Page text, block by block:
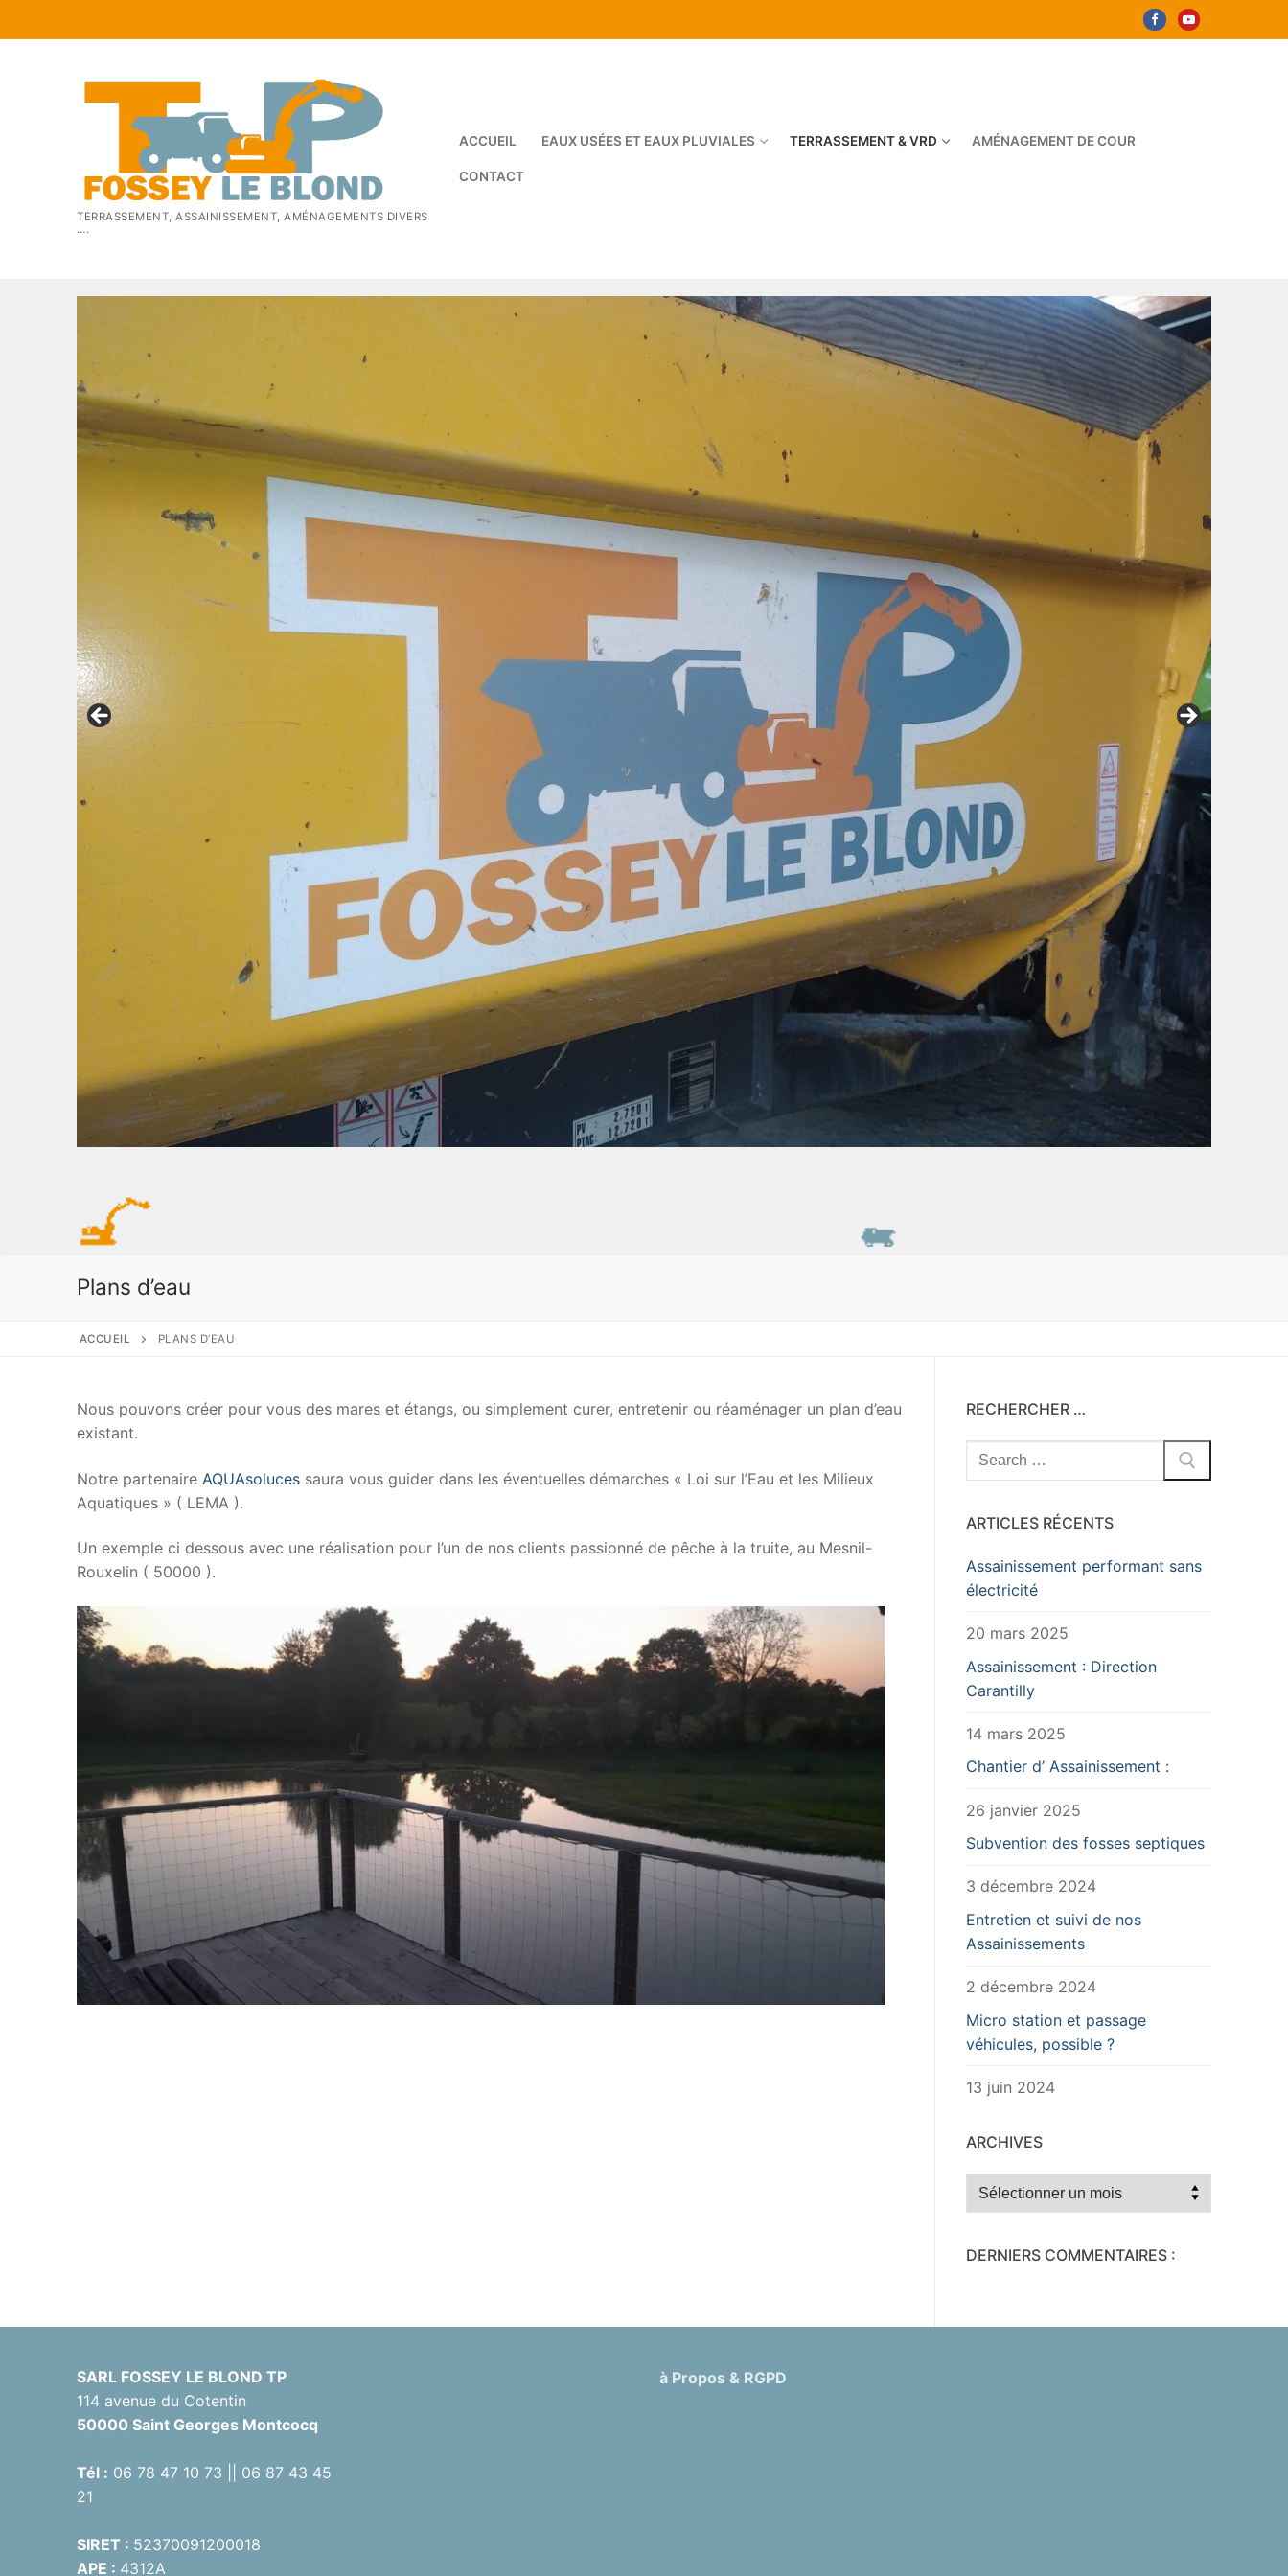
au
TERRASSEMENT, ASSAINISSEMENT, AMÉNAGEMENTS DIVERS
….
ACCUEIL EAUX USÉES ET EAUX PLUVIALES TERRASSEMENT & VRD AMÉNAGEMENT DE COUR
CONTACT
Aménagements divers
Plans d’eau
ACCUEIL PLANS D’EAU
Nous pouvons créer pour vous des mares et étangs, ou simplement curer, entretenir ou réaménager un plan d’eau
existant.
Notre partenaire AQUAsoluces saura vous guider dans les éventuelles démarches « Loi sur l’Eau et les Milieux
Aquatiques » ( LEMA ).
Un exemple ci dessous avec une réalisation pour l’un de nos clients passionné de pêche à la truite, au Mesnil-
Rouxelin ( 50000 ).
RECHERCHER …
Rechercher
:
ARTICLES RÉCENTS
Assainissement performant sans
électricité
20 mars 2025
Assainissement : Direction
Carantilly
14 mars 2025
Chantier d’ Assainissement :
26 janvier 2025
Subvention des fosses septiques
3 décembre 2024
Entretien et suivi de nos
Assainissements
2 décembre 2024
Micro station et passage
véhicules, possible ?
13 juin 2024
ARCHIVES
Archives
DERNIERS COMMENTAIRES :
SARL FOSSEY LE BLOND TP
114 avenue du Cotentin
50000 Saint Georges Montcocq
Tél : 06 78 47 10 73 || 06 87 43 45
21
SIRET : 52370091200018
APE : 4312A
à Propos & RGPD